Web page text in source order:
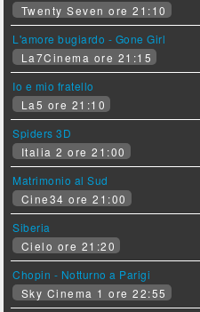
Twenty Seven ore 21:10
L'amore bugiardo - Gone Girl
La7Cinema ore 21:15
Io e mio fratello
La5 ore 21:10
Spiders 3D
Italia 2 ore 21:00
Matrimonio al Sud
Cine34 ore 21:00
Siberia
Cielo ore 21:20
Chopin - Notturno a Parigi
Sky Cinema 1 ore 22:55